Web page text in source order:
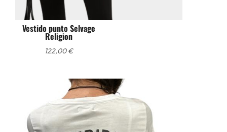
Vestido punto Selvage
Religion
122,00€